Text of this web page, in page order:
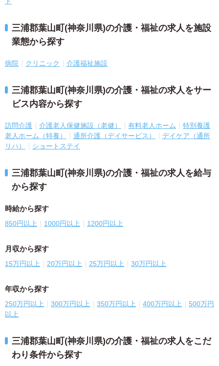
三浦郡葉山町(神奈川県)の介護・福祉の求人を施設
業態から探す
病院 クリニック 介護福祉施設
三浦郡葉山町(神奈川県)の介護・福祉の求人をサー
ビス内容から探す
訪問介護 介護老人保健施設（老健） 有料老人ホーム
特別養護
老人ホーム（特養）
通所介護（デイサービス）
デイケア（通所
リハ）
ショートステイ
三浦郡葉山町(神奈川県)の介護・福祉の求人を給与
から探す
時給から探す
850円以上 1000円以上 1200円以上
月収から探す
15万円以上 20万円以上 25万円以上 30万円以上
年収から探す
250万円以上 300万円以上 350万円以上 400万円以上
500万円
以上
三浦郡葉山町(神奈川県)の介護・福祉の求人をこだ
わり条件から探す